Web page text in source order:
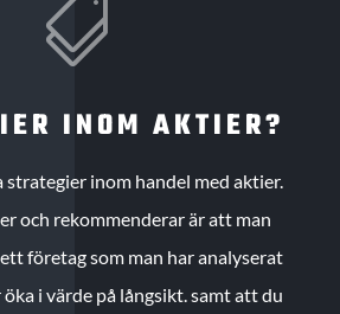

INOM AKTIER?
strategier inom handel med aktier.
och rekommenderar är att man
företag som man har analyserat
i värde på långsikt. samt att du